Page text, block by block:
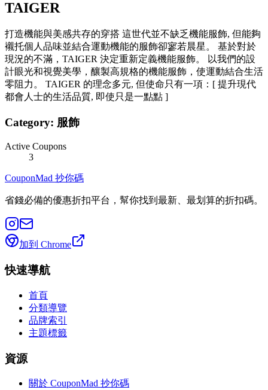
TAIGER
打造機能與美感共存的穿搭 這世代並不缺乏機能服飾, 但能夠
襯托個人品味並結合運動機能的服飾卻寥若晨星。 基於對於
現況的不滿，TAIGER 決定重新定義機能服飾。 以我們的設
計眼光和視覺美學，釀製高規格的機能服飾，使運動結合生活
零阻力。 TAIGER 的理念多元, 但使命只有一項：[ 提升現代
都會人士的生活品質, 即使只是一點點 ]
Category: 服飾
Active Coupons
3
CouponMad 抄你碼
省錢必備的優惠折扣平台，幫你找到最新、最划算的折扣碼。
加到 Chrome
快速導航
首頁
分類導覽
品牌索引
主題標籤
資源
關於 CouponMad 抄你碼